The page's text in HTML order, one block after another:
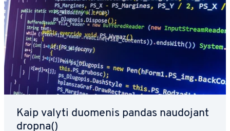
Kaip valyti duomenis pandas naudojant
dropna()